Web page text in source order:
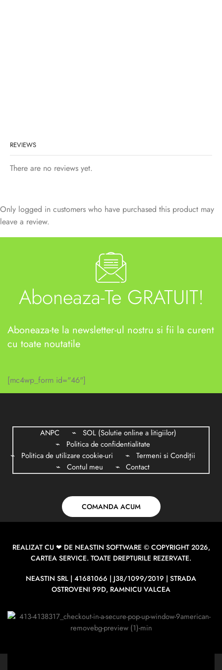
REVIEWS
There are no reviews yet.
Only logged in customers who have purchased this product may
leave a review.
Aboneaza-Te GRATUIT!
Aboneaza-te la newsletter-ul nostru si fii la curent
cu toate noutatile
[mc4wp_form id="46"]
ANPC
SOL (Solutie online a litigiilor)
Politica de confidentialitate
Politica de utilizare cookie-uri
Termeni si Condiții
Contul meu
Contact
COMANDA ACUM
REALIZAT CU ❤ DE NEASTIN SOFTWARE © COPYRIGHT 2026,
CARTEA SERVICE. TOATE DREPTURILE REZERVATE.
NEASTIN SRL | 41681066 | J38/1099/2019 | STRADA
OSTROVENI 99D, RAMNICU VALCEA